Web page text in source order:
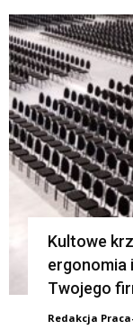
Kultowe
ergonomia
Twojego
Redakcja